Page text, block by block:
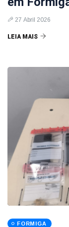
27 Abril 2026
LEIA MAIS
FORMIGA